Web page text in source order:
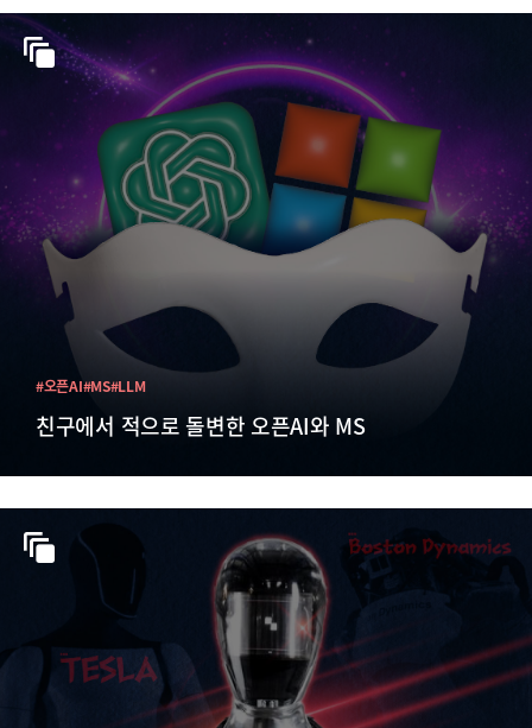
친구에서 적으로 돌변한 오픈AI와 MS
#오픈AI#MS#LLM